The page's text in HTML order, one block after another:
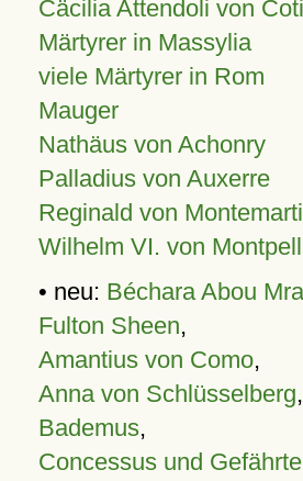
Cäcilia Attendoli von
Märtyrer in Massylia
viele Märtyrer in Rom
Mauger
Nathäus von Achonry
Palladius von Auxerre
Reginald von Montemarti
Wilhelm VI. von
• neu: Béchara Abou
Fulton Sheen,
Amantius von Como,
Anna von Schlüsselberg,
Bademus,
Concessus und